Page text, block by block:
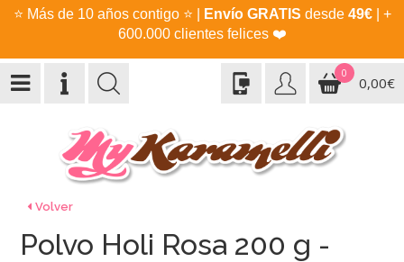
⭐ Más de 10 años contigo ⭐ Envío GRATIS desde 49€| +
600.000 clientes felices ❤️
0
0,00€
Volver
Polvo Holi Rosa 200 g -